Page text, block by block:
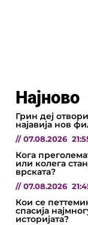
Најново
Грин деј
најавија нов
// 07.08.2026
Кога
или колега
врската?
// 07.08.2026
Кои се
спасија
историјата?